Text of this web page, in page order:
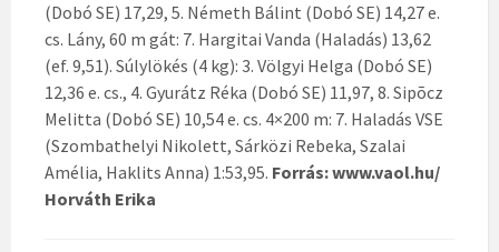
(Dobó SE) 17,29, 5. Németh Bálint (Dobó SE) 14,27 e.
cs. Lány, 60 m gát: 7. Hargitai Vanda (Haladás) 13,62
(ef. 9,51). Súlylökés (4 kg): 3. Völgyi Helga (Dobó SE)
12,36 e. cs., 4. Gyurátz Réka (Dobó SE) 11,97, 8. Sipõcz
Melitta (Dobó SE) 10,54 e. cs. 4×200 m: 7. Haladás VSE
(Szombathelyi Nikolett, Sárközi Rebeka, Szalai
Amélia, Haklits Anna) 1:53,95. Forrás: www.vaol.hu/
Horváth Erika